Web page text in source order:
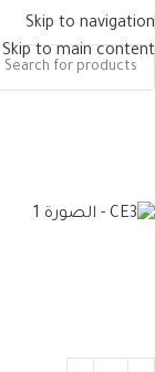
Skip to navigation
Skip to main content